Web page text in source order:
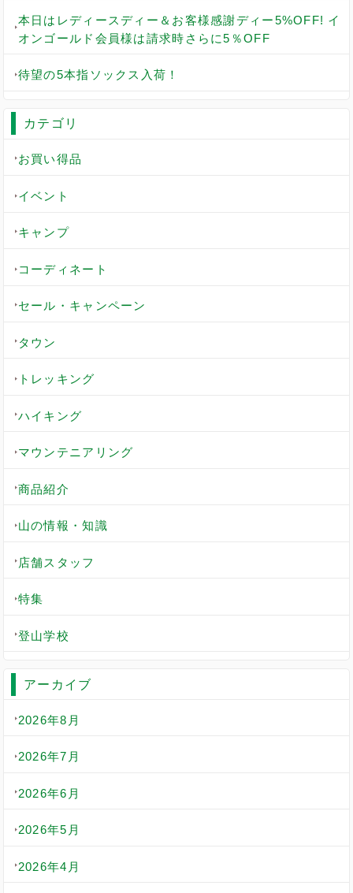
本日はレディースディー＆お客様感謝ディー5%OFF! イ
オンゴールド会員様は請求時さらに5％OFF
待望の5本指ソックス入荷！
カテゴリ
お買い得品
イベント
キャンプ
コーディネート
セール・キャンペーン
タウン
トレッキング
ハイキング
マウンテニアリング
商品紹介
山の情報・知識
店舗スタッフ
特集
登山学校
アーカイブ
2026年8月
2026年7月
2026年6月
2026年5月
2026年4月